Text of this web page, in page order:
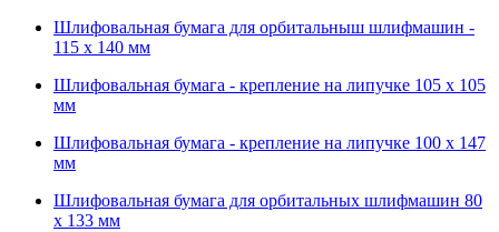
Шлифовальная бумага для орбитальныш шлифмашин -
115 х 140 мм
Шлифовальная бумага - крепление на липучке 105 х 105
мм
Шлифовальная бумага - крепление на липучке 100 х 147
мм
Шлифовальная бумага для орбитальных шлифмашин 80
х 133 мм